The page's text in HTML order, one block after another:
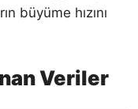
büyüme hızını
Veriler